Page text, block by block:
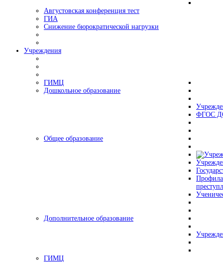
Августовская конференция тест
ГИА
Снижение бюрократической нагрузки
Учреждения
ГИМЦ
Дошкольное образование
ФГОС
Общее образование
Дополнительное образование
ГИМЦ